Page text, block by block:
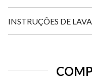
INSTRUÇÕES DE